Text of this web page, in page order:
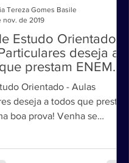
Estudo Orientado -
deseja a
prestam ENEM
prova!
Orientado - Aulas
deseja a todos que prestam
preparar aqui para o ENEM, FUVEST...
nov. de 2019